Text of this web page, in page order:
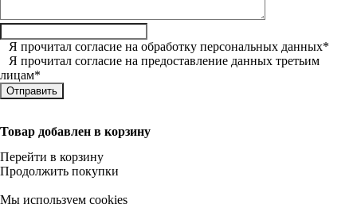
Я прочитал согласие на обработку персональных данных*
Я прочитал согласие на предоставление данных третьим
лицам*
Товар добавлен в корзину
Перейти в корзину
Продолжить покупки
Мы используем cookies